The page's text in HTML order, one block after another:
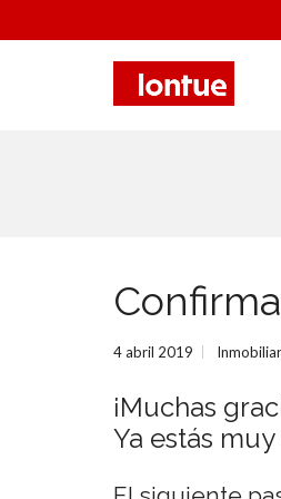
4 abril 2019
¡Muchas
Ya estás